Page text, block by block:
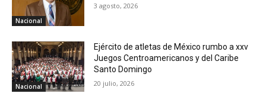
Nacional
3 agosto, 2026
Nacional
Ejército de atletas de México rumbo a xxv
Juegos Centroamericanos y del Caribe
Santo Domingo
20 julio, 2026